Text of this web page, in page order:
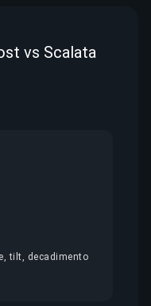
vs Scalata
tilt, decadimento